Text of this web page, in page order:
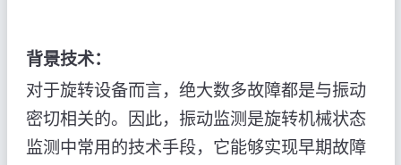
背景技术：
对于旋转设备而言，绝大数多故障都是与振动
密切相关的。因此，振动监测是旋转机械状态
监测中常用的技术手段，它能够实现早期故障